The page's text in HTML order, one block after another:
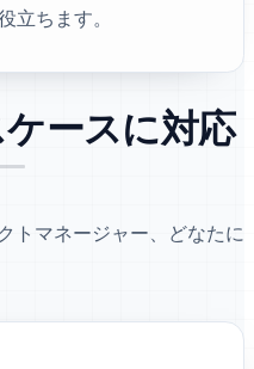
立ちます。
ースに対応
トマネージャー、どなたに